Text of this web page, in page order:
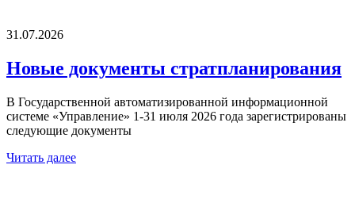
31.07.2026
Новые документы стратпланирования
В Государственной автоматизированной информационной
системе «Управление» 1-31 июля 2026 года зарегистрированы
следующие документы
Читать далее